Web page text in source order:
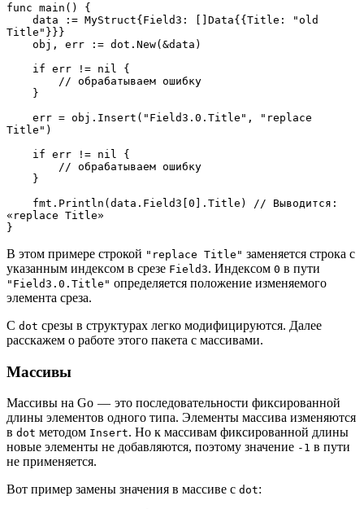
func main() {
Title"}}}
    obj, err := dot.New(&data)
    if err != nil {
        // обрабатываем ошибку
    }
Title")
    if err != nil {
        // обрабатываем ошибку
    }
«replace Title»
}
В этом примере строкой "replace Title" заменяется строка с
указанным индексом в срезе Field3. Индексом 0 в пути
"Field3.0.Title" определяется положение изменяемого
элемента среза.
С dot срезы в структурах легко модифицируются. Далее
расскажем о работе этого пакета с массивами.
Массивы
Массивы на Go — это последовательности фиксированной
длины элементов одного типа. Элементы массива изменяются
в dot методом Insert. Но к массивам фиксированной длины
новые элементы не добавляются, поэтому значение -1 в пути
не применяется.
Вот пример замены значения в массиве с dot: